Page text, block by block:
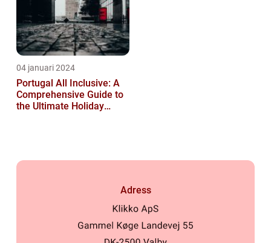
04 januari 2024
Portugal All Inclusive: A
Comprehensive Guide to
the Ultimate Holiday
Adress